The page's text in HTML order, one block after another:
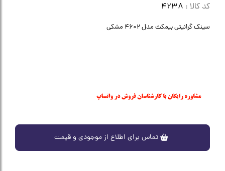
کد کالا : 4238
سینک گرانیتی بیمکث مدل 4602 مشکی
تماس برای اطلاع از موجودی و قیمت